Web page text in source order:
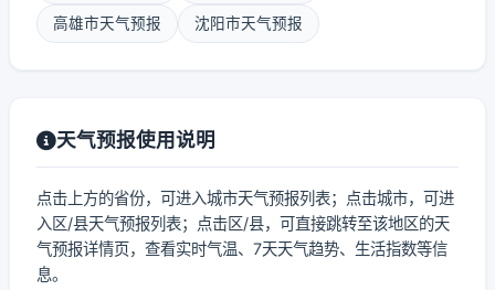
高雄市天气预报 沈阳市天气预报
天气预报使用说明
点击上方的省份，可进入城市天气预报列表；点击城市，可进
入区/县天气预报列表；点击区/县，可直接跳转至该地区的天
气预报详情页，查看实时气温、7天天气趋势、生活指数等信
息。